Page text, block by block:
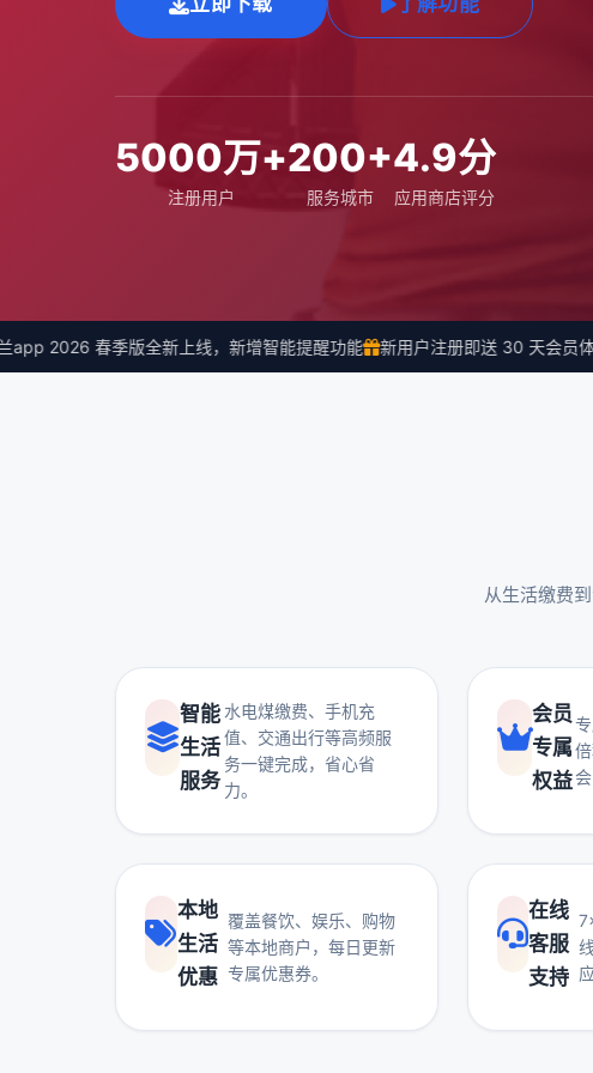
5000万+
注册用户
200+
服务城市
4.9分
应用商店评分
2026 春季版全新上线，新增智能提醒功能 新用户注册即送 30 天会员体验
从生活缴费
智能
生活
服务
水电煤缴费、手机充
值、交通出行等高频服
务一键完成，省心省
力。
会员
专属
权益
本地
生活
优惠
覆盖餐饮、娱乐、购物
等本地商户，每日更新
专属优惠券。
在线
客服
支持